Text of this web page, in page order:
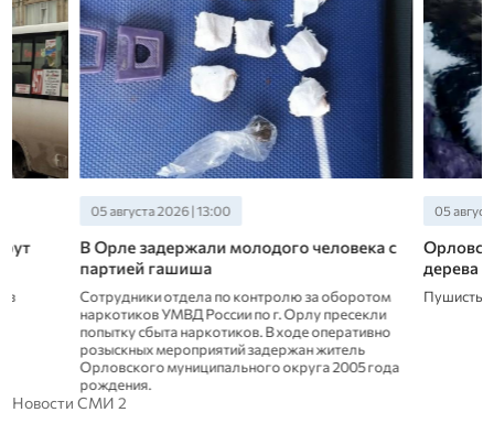
05 августа 2026 | 13:00
В Орле задержали молодого человека с
партией гашиша
Сотрудники отдела по контролю за оборотом
наркотиков УМВД России по г. Орлу пресекли
попытку сбыта наркотиков. В ходе оперативно
розыскных мероприятий задержан житель
Орловского муниципального округа 2005 года
рождения.
05 августа 2026 |
Орловские
Пушистый сидел
Новости СМИ 2